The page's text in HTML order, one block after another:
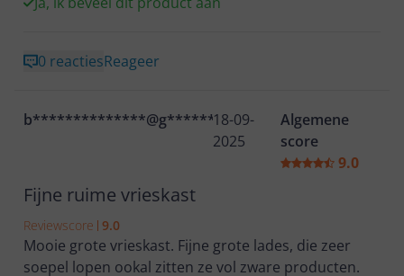
0 reactiesReageer
b**************@g********18-09-
2025
Algemene
score
9.0
Fijne ruime vrieskast
Reviewscore 9.0
Mooie grote vrieskast. Fijne grote lades, die zeer
soepel lopen ookal zitten ze vol zware producten.